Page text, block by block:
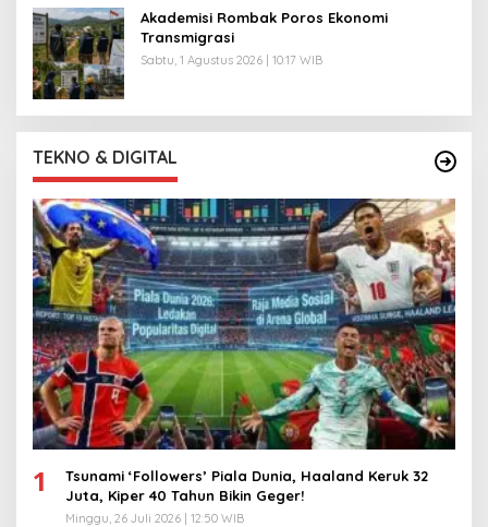
Akademisi Rombak Poros Ekonomi
Transmigrasi
Sabtu, 1 Agustus 2026 | 10:17 WIB
TEKNO & DIGITAL
1
Tsunami ‘Followers’ Piala Dunia, Haaland Keruk 32
Juta, Kiper 40 Tahun Bikin Geger!
Minggu, 26 Juli 2026 | 12:50 WIB